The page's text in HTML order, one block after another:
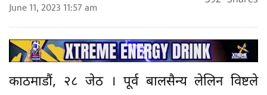
June 11, 2023 11:57 am
काठमाडौं, २८ जेठ । पूर्व बालसैन्य लेलिन विष्टले